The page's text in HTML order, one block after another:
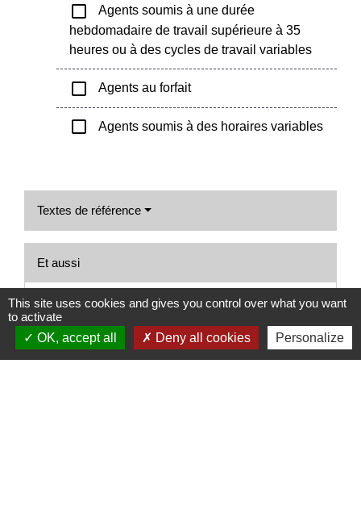
check_box_outline_blank
Agents soumis à une durée
hebdomadaire de travail supérieure à 35
heures ou à des cycles de travail variables
check_box_outline_blank Agents au forfait
check_box_outline_blank Agents soumis à des horaires variables
Textes de référence
Et aussi
Temps de travail dans la fonction publique
Travail - Formation
This site uses cookies and gives you control over what you want
to activate
OK, accept all
Deny all cookies Personalize